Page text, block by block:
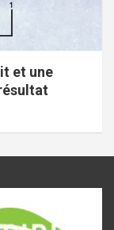
et une